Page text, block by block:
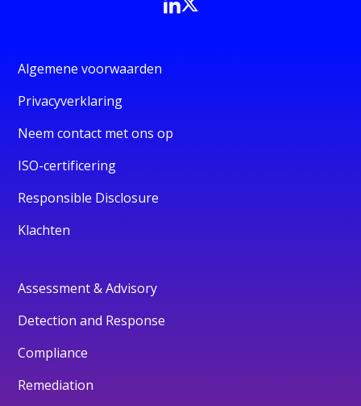
Algemene voorwaarden
Privacyverklaring
Neem contact met ons op
ISO-certificering
Responsible Disclosure
Klachten
Assessment & Advisory
Detection and Response
Compliance
Remediation